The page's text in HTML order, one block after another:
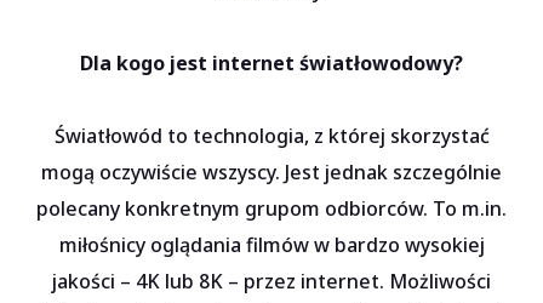
Dla kogo jest internet światłowodowy?
Światłowód to technologia, z której skorzystać
mogą oczywiście wszyscy. Jest jednak szczególnie
polecany konkretnym grupom odbiorców. To m.in.
miłośnicy oglądania filmów w bardzo wysokiej
jakości – 4K lub 8K – przez internet. Możliwości